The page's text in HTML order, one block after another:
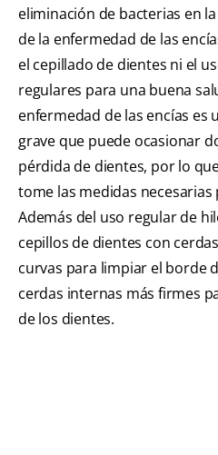
eliminación de bacterias en
de la enfermedad de las
el cepillado de dientes ni el
regulares para una buena
enfermedad de las encías es
grave que puede ocasionar
pérdida de dientes, por lo
tome las medidas
Además del uso regular de
cepillos de dientes con
curvas para limpiar el borde
cerdas internas más firmes
de los dientes.